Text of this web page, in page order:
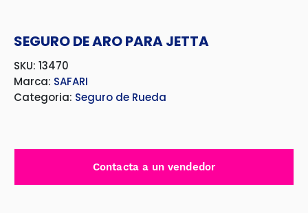
SEGURO DE ARO PARA JETTA
SKU: 13470
Marca: SAFARI
Categoria: Seguro de Rueda
Contacta a un vendedor